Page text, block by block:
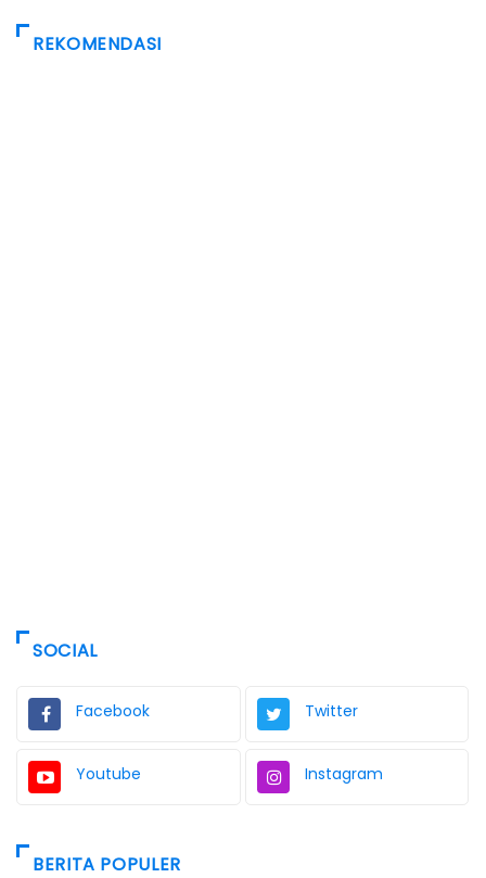
REKOMENDASI
SOCIAL
Facebook Twitter
Youtube Instagram
BERITA POPULER